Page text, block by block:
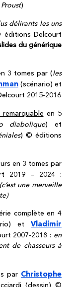
)
délirants les uns
Delcourt
du générique
3 tomes par (les
(scénario) et
2015-2016
en 5
diabolique) et
) © éditions
en 3 tomes par
2019 – 2024 :
une merveille
complète en 4
etVladimir
2007-2018 : en
de chasseurs à
par Christophe
(dessin) ©